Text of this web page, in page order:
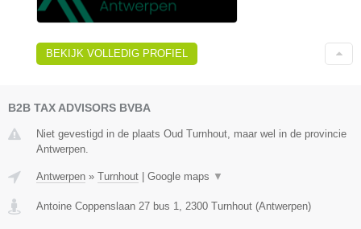
BEKIJK VOLLEDIG PROFIEL
B2B TAX ADVISORS BVBA
Niet gevestigd in de plaats Oud Turnhout, maar wel in de provincie
Antwerpen.
Antwerpen » Turnhout Google maps ▼
Antoine Coppenslaan 27 bus 1, 2300 Turnhout (Antwerpen)